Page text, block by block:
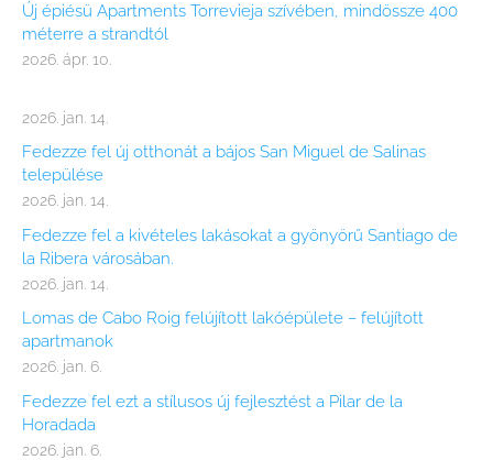
Új épiésü Apartments Torrevieja szívében, mindössze 400
méterre a strandtól
2026. ápr. 10.
2026. jan. 14.
Fedezze fel új otthonát a bájos San Miguel de Salinas
települése
2026. jan. 14.
Fedezze fel a kivételes lakásokat a gyönyörű Santiago de
la Ribera városában.
2026. jan. 14.
Lomas de Cabo Roig felújított lakóépülete – felújított
apartmanok
2026. jan. 6.
Fedezze fel ezt a stílusos új fejlesztést a Pilar de la
Horadada
2026. jan. 6.